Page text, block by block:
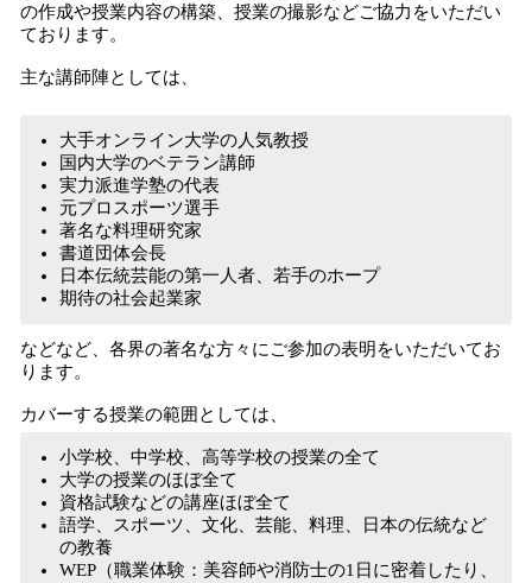
の作成や授業内容の構築、授業の撮影などご協力をいただい
ております。
主な講師陣としては、
大手オンライン大学の人気教授
国内大学のベテラン講師
実力派進学塾の代表
元プロスポーツ選手
著名な料理研究家
書道団体会長
日本伝統芸能の第一人者、若手のホープ
期待の社会起業家
などなど、各界の著名な方々にご参加の表明をいただいてお
ります。
カバーする授業の範囲としては、
小学校、中学校、高等学校の授業の全て
大学の授業のほぼ全て
資格試験などの講座ほぼ全て
語学、スポーツ、文化、芸能、料理、日本の伝統など
の教養
WEP（職業体験：美容師や消防士の1日に密着したり、